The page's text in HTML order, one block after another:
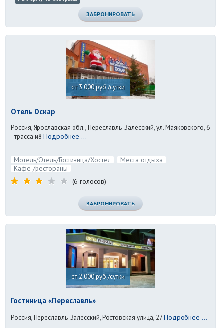
ЗАБРОНИРОВАТЬ
от 3 000 руб./сутки
Отель Оскар
Россия, Ярославская обл., Переславль-Залесский, ул. Маяковского, 6
- трасса м8 Подробнее ...
Мотель/Отель/Гостиница/Хостел
Места отдыха
Кафе /рестораны
(6 голосов)
ЗАБРОНИРОВАТЬ
от 2 000 руб./сутки
Гостиница «Переславль»
Россия, Переславль-Залесский, Ростовская улица, 27Подробнее ...